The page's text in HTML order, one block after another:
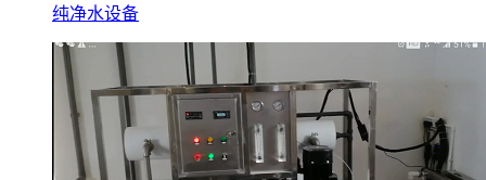
纯净水设备